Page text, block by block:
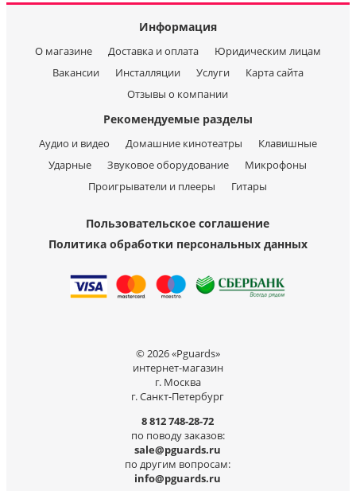
Информация
О магазине Доставка и оплата
Юридическим лицам
Вакансии
Инсталляции Услуги
Карта сайта
Отзывы о компании
Рекомендуемые разделы
Аудио и видео Домашние кинотеатры
Клавишные
Ударные
Звуковое оборудование
Микрофоны
Проигрыватели и плееры
Гитары
Пользовательское соглашение
Политика обработки персональных данных
© 2026 «Pguards»
интернет-магазин
г. Москва
г. Санкт-Петербург
8 812 748-28-72
по поводу заказов:
sale@pguards.ru
по другим вопросам:
info@pguards.ru